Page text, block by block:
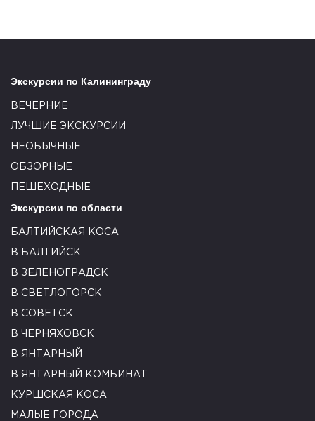
Экскурсии по Калининграду
ВЕЧЕРНИЕ
ЛУЧШИЕ ЭКСКУРСИИ
НЕОБЫЧНЫЕ
ОБЗОРНЫЕ
ПЕШЕХОДНЫЕ
Экскурсии по области
БАЛТИЙСКАЯ КОСА
В БАЛТИЙСК
В ЗЕЛЕНОГРАДСК
В СВЕТЛОГОРСК
В СОВЕТСК
В ЧЕРНЯХОВСК
В ЯНТАРНЫЙ
В ЯНТАРНЫЙ КОМБИНАТ
КУРШСКАЯ КОСА
МАЛЫЕ ГОРОДА